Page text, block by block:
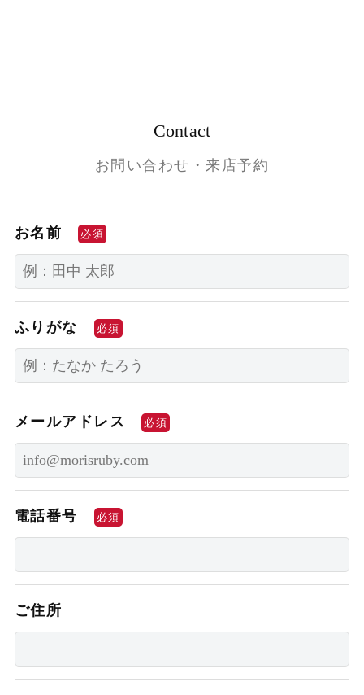
Contact
お問い合わせ・来店予約
お名前 必須
ふりがな 必須
メールアドレス 必須
電話番号 必須
ご住所